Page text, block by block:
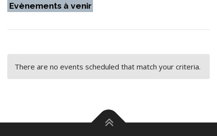
Evènements à venir
There are no events scheduled that match your criteria.